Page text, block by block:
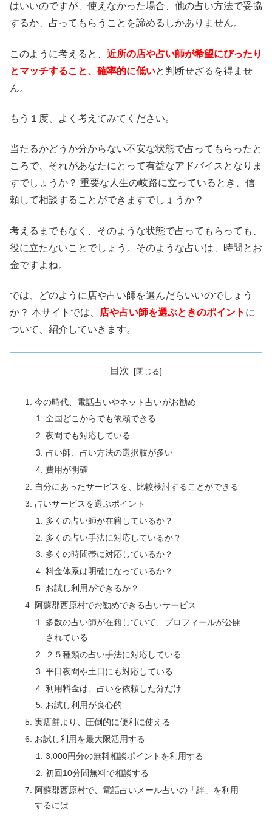
はいいのですが、使えなかった場合、他の占い方法で妥協
するか、占ってもらうことを諦めるしかありません。
このように考えると、 近所の店や占い師が希望にぴったり
とマッチすること、確率的に低いと判断せざるを得ませ
ん。
もう１度、よく考えてみてください。
当たるかどうか分からない不安な状態で占ってもらったと
ころで、それがあなたにとって有益なアドバイスとなりま
すでしょうか？ 重要な人生の岐路に立っているとき、信
頼して相談することができますでしょうか？
考えるまでもなく、そのような状態で占ってもらっても、
役に立たないことでしょう。そのような占いは、時間とお
金ですよね。
では、どのように店や占い師を選んだらいいのでしょう
か？ 本サイトでは、
店や占い師を選ぶときのポイント に
ついて、紹介していきます。
目次
今の時代、電話占いやネット占いがお勧め
全国どこからでも依頼できる
夜間でも対応している
占い師、占い方法の選択肢が多い
費用が明確
自分にあったサービスを、比較検討することができる
占いサービスを選ぶポイント
多くの占い師が在籍しているか？
多くの占い手法に対応しているか？
多くの時間帯に対応しているか？
料金体系は明確になっているか？
お試し利用ができるか？
阿蘇郡西原村でお勧めできる占いサービス
多数の占い師が在籍していて、プロフィールが公開
されている
２５種類の占い手法に対応している
平日夜間や土日にも対応している
利用料金は、占いを依頼した分だけ
お試し利用が良心的
実店舗より、圧倒的に便利に使える
お試し利用を最大限活用する
3,000円分の無料相談ポイントを利用する
初回10分間無料で相談する
阿蘇郡西原村で、電話占いメール占いの「絆」を利用
するには